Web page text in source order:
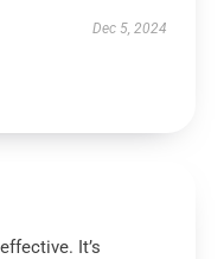
Dec 5, 2024
It’s